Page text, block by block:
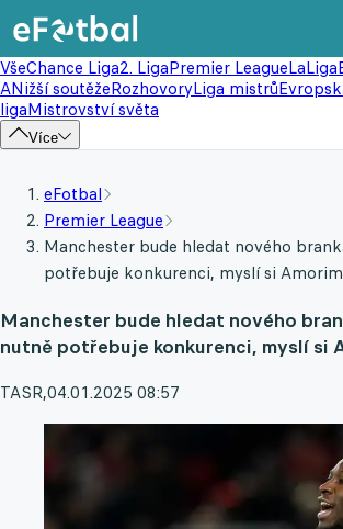
VšeChance Liga2. LigaPremier LeagueLaLiga
ANižší soutěžeRozhovoryLiga mistrů
ligaMistrovství světa
Více
eFotbal
Premier League
Manchester bude hledat nového
potřebuje konkurenci, myslí si Amorim
Manchester bude hledat nového
nutně potřebuje konkurenci, myslí si
TASR,04.01.2025 08:57